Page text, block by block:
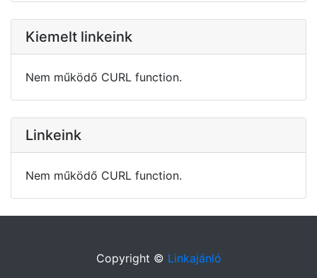
Kiemelt linkeink
Nem működő CURL function.
Linkeink
Nem működő CURL function.
Copyright © Linkajánló